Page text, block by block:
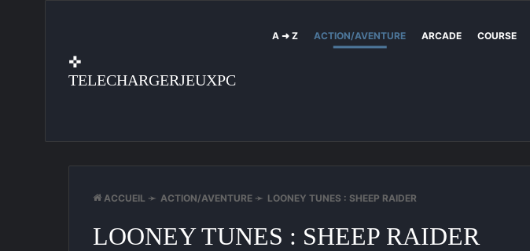
✜
TELECHARGERJEUXPC
A ➜ Z ACTION/AVENTURE ARCADE COURSE
ACCUEIL ➛ ACTION/AVENTURE ➛ LOONEY TUNES : SHEEP RAIDER
LOONEY TUNES : SHEEP RAIDER